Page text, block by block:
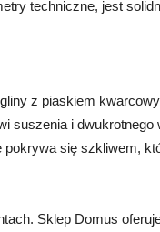
techniczne, jest
z piaskiem
suszenia i
pokrywa się szkliwem,
Sklep Domus